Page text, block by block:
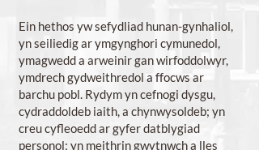
Ein hethos yw sefydliad hunan-gynhaliol,
yn seiliedig ar ymgynghori cymunedol,
ymagwedd a arweinir gan wirfoddolwyr,
ymdrech gydweithredol a ffocws ar
barchu pobl. Rydym yn cefnogi dysgu,
cydraddoldeb iaith, a chynwysoldeb; yn
creu cyfleoedd ar gyfer datblygiad
personol; yn meithrin gwytnwch a lles